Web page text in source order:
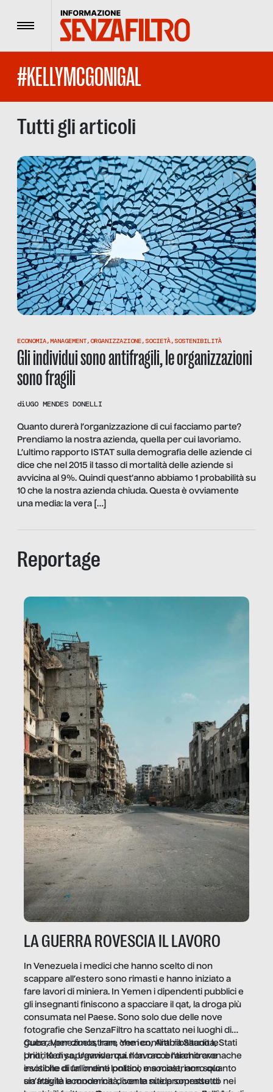
Menu
#KELLYMCGONIGAL
Tutti gli articoli
ECONOMIA,MANAGEMENT,ORGANIZZAZIONE, SOCIETÀ, SOSTENIBILITÀ
Gli individui sono antifragili, le organizzazioni
sono fragili
diUGO MENDES DONELLI
Quanto durerà l’organizzazione di cui facciamo parte?
Prendiamo la nostra azienda, quella per cui lavoriamo.
L’ultimo rapporto ISTAT sulla demografia delle aziende ci
dice che nel 2015 il tasso di mortalità delle aziende si
avvicina al 9%. Quindi quest’anno abbiamo 1 probabilità su
10 che la nostra azienda chiuda. Questa è ovviamente
una media: la vera […]
Reportage
LA GUERRA ROVESCIA IL LAVORO
In Venezuela i medici che hanno scelto di non
scappare all’estero sono rimasti e hanno iniziato a
fare lavori di miniera. In Yemen i dipendenti pubblici e
gli insegnanti finiscono a spacciare il qat, la droga più
consumata nel Paese. Sono solo due delle nove
fotografie che SenzaFiltro ha scattato nei luoghi di
guerra per dimostrare che i conflitti ribaltano le
priorità di sopravvivenza. Il lavoro è l’architrave
invisibile di un ordine politico e sociale, non solo
un’attività economica: diventa nitida soprattutto nei
Cuba, Venezuela, Iran, Yemen, Arabia Saudita, Stati
Uniti, Kenya, Uganda: qui non raccontiamo cronache
esotiche di fallimenti lontani, ma mostriamo quanto
sia fragile la modernità, con le sue promesse di